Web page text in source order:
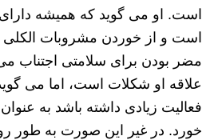
است. او می گوید که همیشه
است و از خوردن مشروبات الکلی
مضر بودن برای سلامتی اجتناب
علاقه او شکلات است، اما می
فعالیت زیادی داشته باشد به
خورد. در غیر این صورت به طور